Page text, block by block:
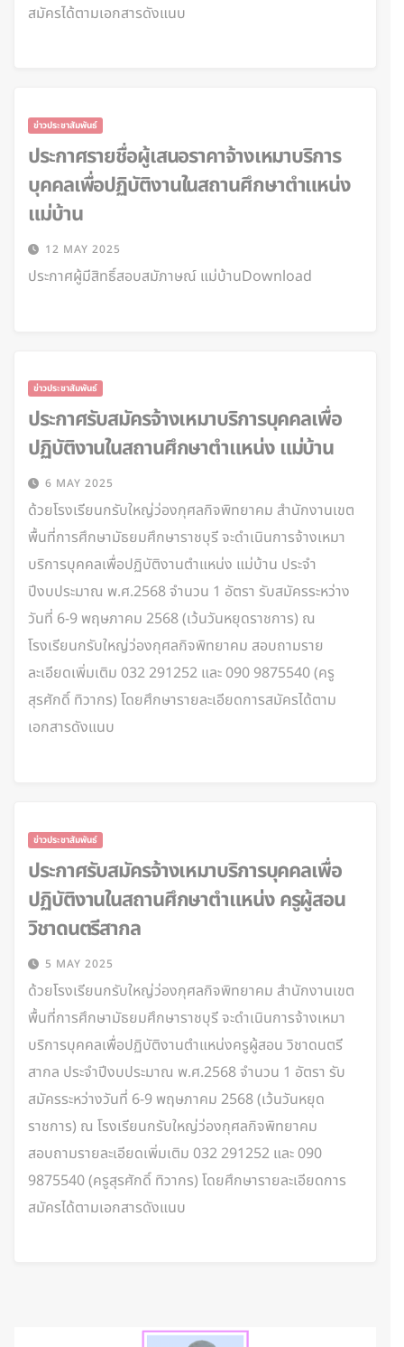
สมัครได้ตามเอกสารดังแนบ
ข่าวประชาสัมพันธ์
ประกาศรายชื่อผู้เสนอราคาจ้างเหมาบริการ
บุคคลเพื่อปฏิบัติงานในสถานศึกษาตำแหน่ง
แม่บ้าน
12 MAY 2025
ประกาศผู้มีสิทธิ์สอบสมัภาษณ์ แม่บ้านDownload
ข่าวประชาสัมพันธ์
ประกาศรับสมัครจ้างเหมาบริการบุคคลเพื่อ
ปฏิบัติงานในสถานศึกษาตำแหน่ง แม่บ้าน
6 MAY 2025
ด้วยโรงเรียนกรับใหญ่ว่องกุศลกิจพิทยาคม สำนักงานเขต
พื้นที่การศึกษามัธยมศึกษาราชบุรี จะดำเนินการจ้างเหมา
บริการบุคคลเพื่อปฏิบัติงานตำแหน่ง แม่บ้าน ประจำ
ปีงบประมาณ พ.ศ.2568 จำนวน 1 อัตรา รับสมัครระหว่าง
วันที่ 6-9 พฤษภาคม 2568 (เว้นวันหยุดราชการ) ณ
โรงเรียนกรับใหญ่ว่องกุศลกิจพิทยาคม สอบถามราย
ละเอียดเพิ่มเติม 032 291252 และ 090 9875540 (ครู
สุรศักดิ์ ทิวากร) โดยศึกษารายละเอียดการสมัครได้ตาม
เอกสารดังแนบ
ข่าวประชาสัมพันธ์
ประกาศรับสมัครจ้างเหมาบริการบุคคลเพื่อ
ปฏิบัติงานในสถานศึกษาตำแหน่ง ครูผู้สอน
วิชาดนตรีสากล
5 MAY 2025
ด้วยโรงเรียนกรับใหญ่ว่องกุศลกิจพิทยาคม สำนักงานเขต
พื้นที่การศึกษามัธยมศึกษาราชบุรี จะดำเนินการจ้างเหมา
บริการบุคคลเพื่อปฏิบัติงานตำแหน่งครูผู้สอน วิชาดนตรี
สากล ประจำปีงบประมาณ พ.ศ.2568 จำนวน 1 อัตรา รับ
สมัครระหว่างวันที่ 6-9 พฤษภาคม 2568 (เว้นวันหยุด
ราชการ) ณ โรงเรียนกรับใหญ่ว่องกุศลกิจพิทยาคม
สอบถามรายละเอียดเพิ่มเติม 032 291252 และ 090
9875540 (ครูสุรศักดิ์ ทิวากร) โดยศึกษารายละเอียดการ
สมัครได้ตามเอกสารดังแนบ